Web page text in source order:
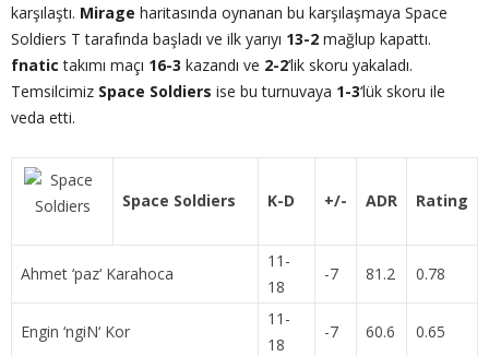
karşılaştı. Mirage haritasında oynanan bu karşılaşmaya Space
Soldiers T tarafında başladı ve ilk yarıyı 13-2 mağlup kapattı.
fnatic takımı maçı 16-3 kazandı ve 2-2‘lik skoru yakaladı.
Temsilcimiz Space Soldiers ise bu turnuvaya 1-3‘lük skoru ile
veda etti.
Space Soldiers K-D +/- ADR Rating
Ahmet ‘paz‘ Karahoca
11-
18
-7 81.2 0.78
Engin ‘ngiN‘ Kor
11-
18
-7 60.6 0.65